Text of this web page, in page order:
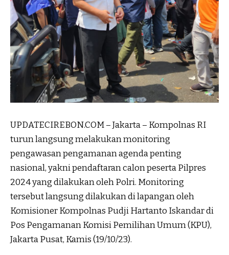
UPDATECIREBON.COM – Jakarta – Kompolnas RI
turun langsung melakukan monitoring
pengawasan pengamanan agenda penting
nasional, yakni pendaftaran calon peserta Pilpres
2024 yang dilakukan oleh Polri. Monitoring
tersebut langsung dilakukan di lapangan oleh
Komisioner Kompolnas Pudji Hartanto Iskandar di
Pos Pengamanan Komisi Pemilihan Umum (KPU),
Jakarta Pusat, Kamis (19/10/23).